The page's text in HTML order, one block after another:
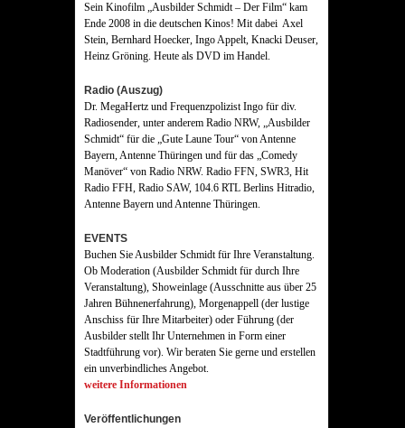
Sein Kinofilm „Ausbilder Schmidt – Der Film“ kam
Ende 2008 in die deutschen Kinos! Mit dabei Axel
Stein, Bernhard Hoecker, Ingo Appelt, Knacki Deuser,
Heinz Gröning. Heute als DVD im Handel.
Radio (Auszug)
Dr. MegaHertz und Frequenzpolizist Ingo für div.
Radiosender, unter anderem Radio NRW, „Ausbilder
Schmidt“ für die „Gute Laune Tour“ von Antenne
Bayern, Antenne Thüringen und für das „Comedy
Manöver“ von Radio NRW. Radio FFN, SWR3, Hit
Radio FFH, Radio SAW, 104.6 RTL Berlins Hitradio,
Antenne Bayern und Antenne Thüringen.
EVENTS
Buchen Sie Ausbilder Schmidt für Ihre Veranstaltung.
Ob Moderation (Ausbilder Schmidt für durch Ihre
Veranstaltung), Showeinlage (Ausschnitte aus über 25
Jahren Bühnenerfahrung), Morgenappell (der lustige
Anschiss für Ihre Mitarbeiter) oder Führung (der
Ausbilder stellt Ihr Unternehmen in Form einer
Stadtführung vor). Wir beraten Sie gerne und erstellen
ein unverbindliches Angebot.
weitere Informationen
Veröffentlichungen